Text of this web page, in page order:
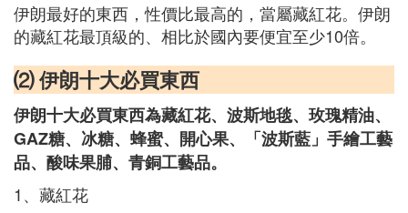
伊朗最好的東西，性價比最高的，當屬藏紅花。伊朗
的藏紅花最頂級的、相比於國內要便宜至少10倍。
⑵ 伊朗十大必買東西
伊朗十大必買東西為藏紅花、波斯地毯、玫瑰精油、
GAZ糖、冰糖、蜂蜜、開心果、「波斯藍」手繪工藝
品、酸味果脯、青銅工藝品。
1、藏紅花